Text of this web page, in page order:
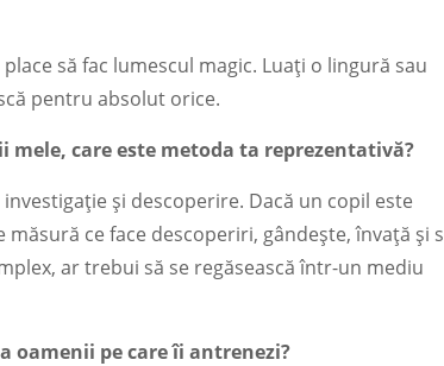
să fac lumescul magic. Luați o lingură sau
pentru absolut orice.
care este metoda ta reprezentativă?
și descoperire. Dacă un copil este
ce face descoperiri, gândește, învață și
ar trebui să se regăsească într-un mediu
oamenii pe care îi antrenezi?